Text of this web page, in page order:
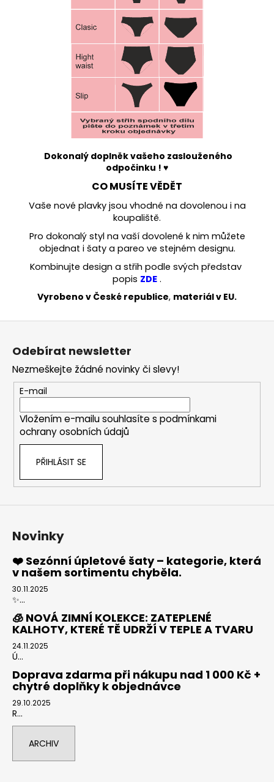
Dokonalý doplněk vašeho zaslouženého
odpočinku ! ♥
CO MUSÍTE VĚDĚT
Vaše nové plavky jsou vhodné na dovolenou i na
koupaliště.
Pro dokonalý styl na vaší dovolené k nim můžete
objednat i šaty a pareo ve stejném designu.
Kombinujte design a střih podle svých představ
popis ZDE .
Vyrobeno v České republice, materiál v EU.
Odebírat newsletter
Nezmeškejte žádné novinky či slevy!
E-mail
Vložením e-mailu souhlasíte s podmínkami
ochrany osobních údajů
PŘIHLÁSIT SE
Novinky
❤️ Sezónní úpletové šaty – kategorie, která
v našem sortimentu chyběla.
30.11.2025
✨...
🧊 NOVÁ ZIMNÍ KOLEKCE: ZATEPLENÉ
KALHOTY, KTERÉ TĚ UDRŽÍ V TEPLE A TVARU
24.11.2025
Ú...
Doprava zdarma při nákupu nad 1 000 Kč +
chytré doplňky k objednávce
29.10.2025
R...
ARCHIV